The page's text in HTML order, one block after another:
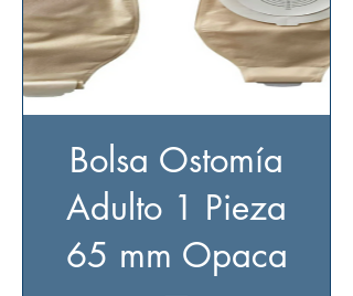
Bolsa Ostomía
Adulto 1 Pieza
65 mm Opaca